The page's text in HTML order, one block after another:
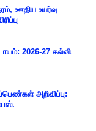
ஊதிய உயர்வு
2026-27 கல்வி
அறிவிப்பு: